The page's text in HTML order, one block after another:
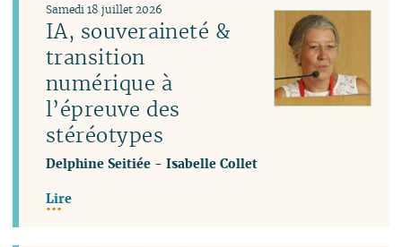
IA, souveraineté &
transition
numérique à
l’épreuve des
stéréotypes
Samedi 18 juillet 2026
Delphine Seitiée -Isabelle Collet
Lire